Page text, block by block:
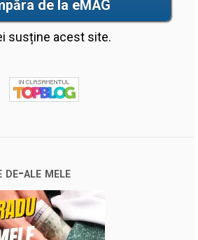
de la eMAG
susține acest site.
ale mele